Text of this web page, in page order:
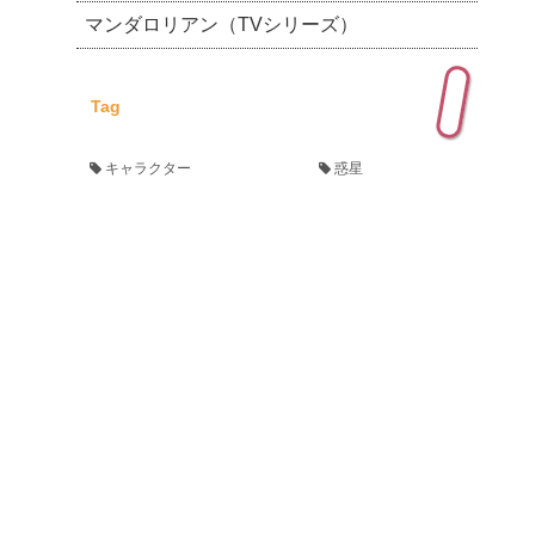
マンダロリアン（TVシリーズ）
Tag
キャラクター 惑星